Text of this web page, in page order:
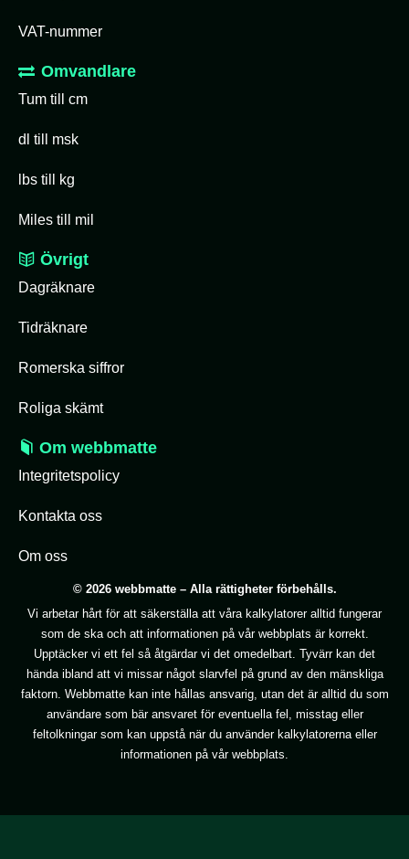
VAT-nummer
Omvandlare
Tum till cm
dl till msk
lbs till kg
Miles till mil
Övrigt
Dagräknare
Tidräknare
Romerska siffror
Roliga skämt
Om webbmatte
Integritetspolicy
Kontakta oss
Om oss
© 2026 webbmatte – Alla rättigheter förbehålls.
Vi arbetar hårt för att säkerställa att våra kalkylatorer alltid fungerar
som de ska och att informationen på vår webbplats är korrekt.
Upptäcker vi ett fel så åtgärdar vi det omedelbart. Tyvärr kan det
hända ibland att vi missar något slarvfel på grund av den mänskliga
faktorn. Webbmatte kan inte hållas ansvarig, utan det är alltid du som
användare som bär ansvaret för eventuella fel, misstag eller
feltolkningar som kan uppstå när du använder kalkylatorerna eller
informationen på vår webbplats.